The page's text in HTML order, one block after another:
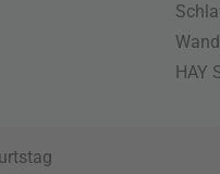
HAY